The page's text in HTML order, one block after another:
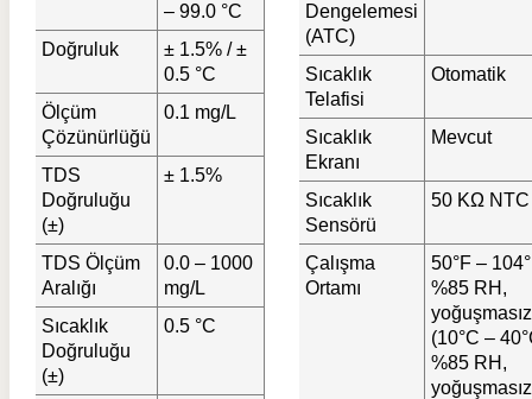
– 99.0 °C
Doğruluk
± 1.5% / ±
0.5 °C
Ölçüm
Çözünürlüğü
0.1 mg/L
TDS
Doğruluğu
(±)
± 1.5%
TDS Ölçüm
Aralığı
0.0 – 1000
mg/L
Sıcaklık
Doğruluğu
(±)
0.5 °C
Dengelemesi
(ATC)
Sıcaklık
Telafisi
Otomatik
Sıcaklık
Ekranı
Mevcut
Sıcaklık
Sensörü
50 KΩ NTC
Çalışma
Ortamı
50°F –
%85 RH,
yoğuşmasız
(10°C –
%85 RH,